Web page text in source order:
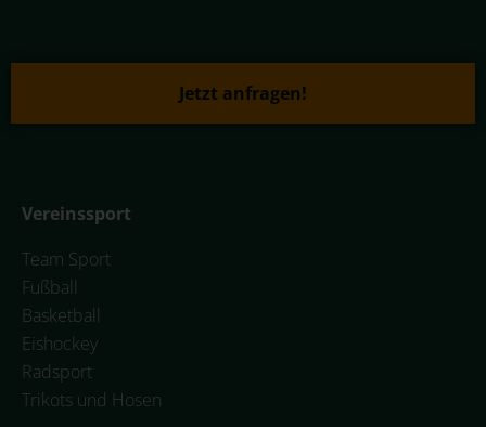
Jetzt anfragen!
Vereinssport
Team Sport
Fußball
Basketball
Eishockey
Radsport
Trikots und Hosen